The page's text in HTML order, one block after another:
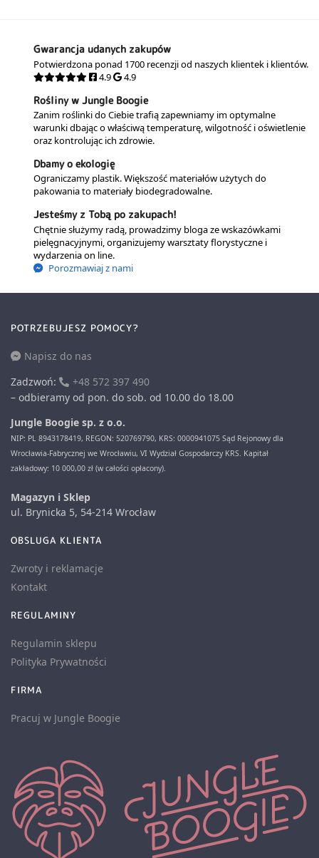
Gwarancja udanych zakupów
Potwierdzona ponad 1700 recenzji od naszych klientek i klientów.
4.9
4.9
Rośliny w Jungle Boogie
Zanim roślinki do Ciebie trafią zapewniamy im optymalne
warunki dbając o właściwą temperaturę, wilgotność i oświetlenie
oraz kontrolując ich zdrowie.
Dbamy o ekologię
Ograniczamy plastik. Większość materiałów użytych do
pakowania to materiały biodegradowalne.
Jesteśmy z Tobą po zakupach!
Chętnie służymy radą, prowadzimy bloga ze wskazówkami
pielęgnacyjnymi, organizujemy warsztaty florystyczne i
wydarzenia on line.
Porozmawiaj z nami
POTRZEBUJESZ POMOCY?
Napisz do nas
Zadzwoń:
+48 572 397 490
– odbieramy od pon. do sob. od 10.00 do 18.00
Jungle Boogie sp. z o.o.
NIP: PL 8943178419, REGON: 520769790, KRS: 0000941075 Sąd Rejonowy dla
Wrocławia-Fabrycznej we Wrocławiu, VI Wydział Gospodarczy KRS. Kapitał
zakładowy: 10 000,00 zł (w całości opłacony).
Magazyn i Sklep
ul. Brynicka 5, 54-214 Wrocław
OBSLUGA KLIENTA
Zwroty i reklamacje
Kontakt
REGULAMINY
Regulamin sklepu
Polityka Prywatności
FIRMA
Pracuj w Jungle Boogie